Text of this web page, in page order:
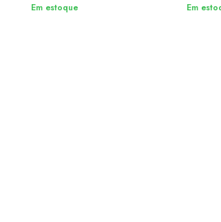
Em estoque Em